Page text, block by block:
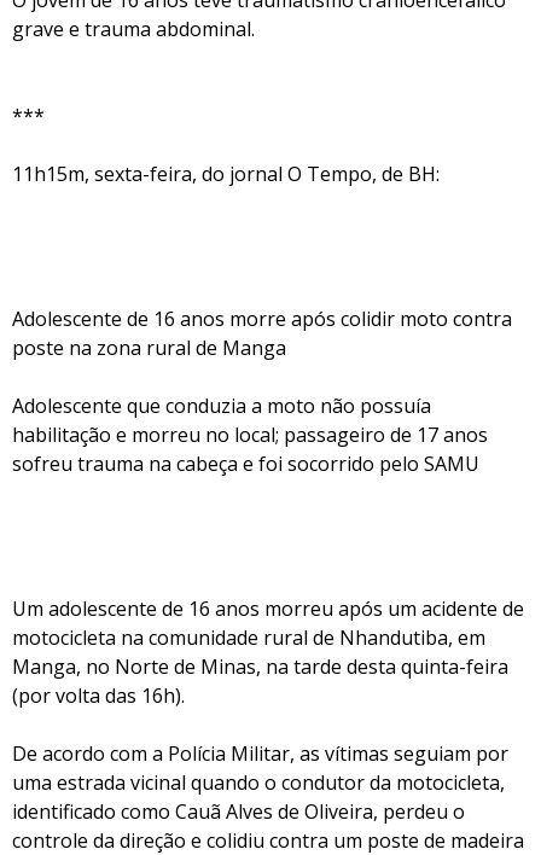
grave e trauma abdominal.
***
11h15m, sexta-feira, do jornal O Tempo, de BH:
Adolescente de 16 anos morre após colidir moto contra
poste na zona rural de Manga
Adolescente que conduzia a moto não possuía
habilitação e morreu no local; passageiro de 17 anos
sofreu trauma na cabeça e foi socorrido pelo SAMU
Um adolescente de 16 anos morreu após um acidente de
motocicleta na comunidade rural de Nhandutiba, em
Manga, no Norte de Minas, na tarde desta quinta-feira
(por volta das 16h).
De acordo com a Polícia Militar, as vítimas seguiam por
uma estrada vicinal quando o condutor da motocicleta,
identificado como Cauã Alves de Oliveira, perdeu o
controle da direção e colidiu contra um poste de madeira